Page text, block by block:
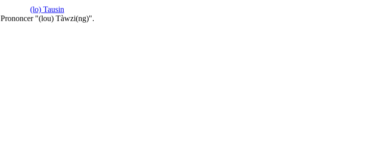
(lo) Tausin
Prononcer "(lou) Tàwzi(ng)".